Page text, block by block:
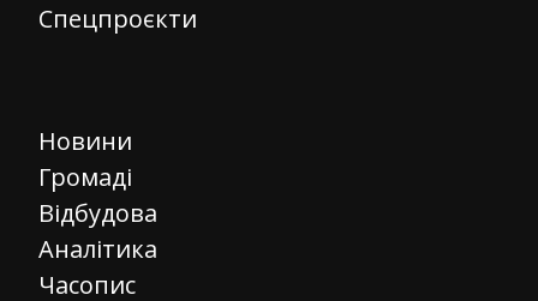
Спецпроєкти
Новини
Громаді
Відбудова
Аналітика
Часопис